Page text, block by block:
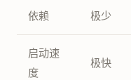
依赖 极少
启动速
度
极快